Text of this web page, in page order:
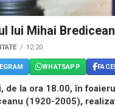
lui Mihai
12:20
WHATSAPP
de la ora 18.00, în
(1920-2005),